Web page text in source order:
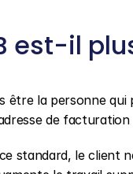
est-il
la personne qui
de
standard, le client